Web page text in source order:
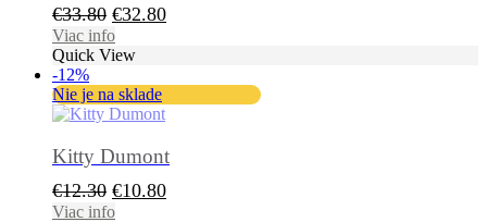
€33.80 Pôvodná
cena
bola:
€33.80.
€32.80Aktuálna
€32.80.
Viac info
Quick View
-12%
Nie je na sklade
Kitty Dumont
€12.30 Pôvodná
cena
€10.80Aktuálna
Viac info